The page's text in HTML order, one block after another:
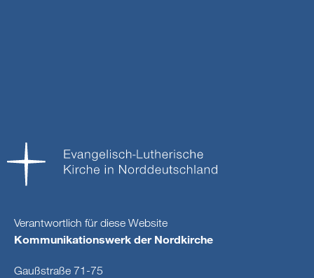
Verantwortlich für diese Website
Kommunikationswerk der Nordkirche
Gaußstraße 71-75